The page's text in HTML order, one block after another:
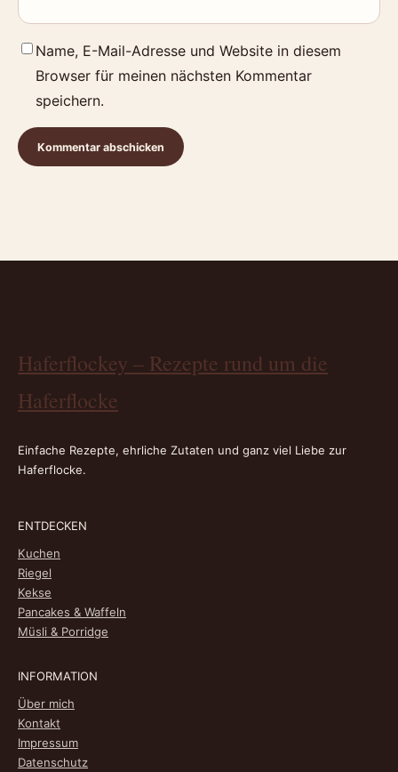
Name, E-Mail-Adresse und Website in diesem
Browser für meinen nächsten Kommentar
speichern.
Haferflockey – Rezepte rund um die
Haferflocke
Einfache Rezepte, ehrliche Zutaten und ganz viel Liebe zur
Haferflocke.
ENTDECKEN
Kuchen
Riegel
Kekse
Pancakes & Waffeln
Müsli & Porridge
INFORMATION
Über mich
Kontakt
Impressum
Datenschutz